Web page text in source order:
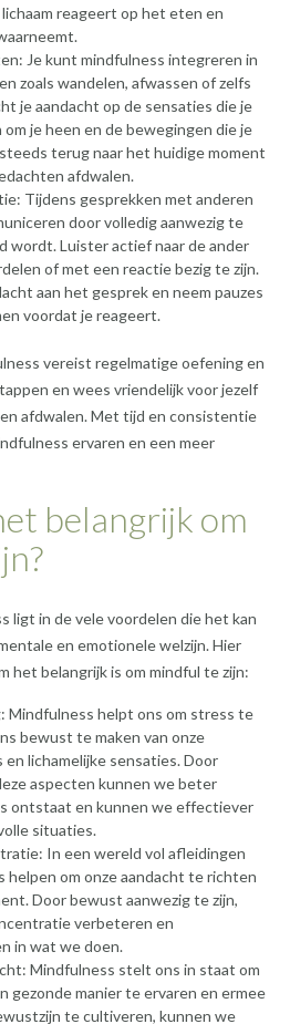
reageert op het eten en
Je kunt mindfulness integreren in
zoals wandelen, afwassen of zelfs
je aandacht op de sensaties die je
je heen en de bewegingen die je
terug naar het huidige moment
afdwalen.
Tijdens gesprekken met anderen
door volledig aanwezig te
wordt. Luister actief naar de ander
of met een reactie bezig te zijn.
aan het gesprek en neem pauzes
voordat je reageert.
vereist regelmatige oefening en
en wees vriendelijk voor jezelf
afdwalen. Met tijd en consistentie
ervaren en een meer
belangrijk om
ligt in de vele voordelen die het kan
en emotionele welzijn. Hier
het belangrijk is om mindful te zijn:
Mindfulness helpt ons om stress te
bewust te maken van onze
lichamelijke sensaties. Door
aspecten kunnen we beter
ontstaat en kunnen we effectiever
situaties.
In een wereld vol afleidingen
helpen om onze aandacht te richten
Door bewust aanwezig te zijn,
verbeteren en
in wat we doen.
Mindfulness stelt ons in staat om
gezonde manier te ervaren en ermee
te cultiveren, kunnen we